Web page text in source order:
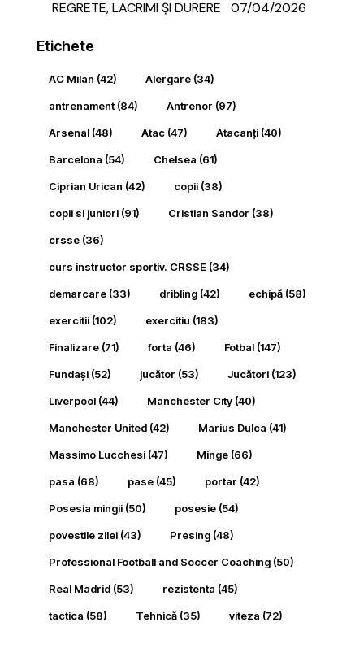
REGRETE, LACRIMI ȘI DURERE 07/04/2026
Etichete
AC Milan (42) Alergare (34)
antrenament(84) Antrenor (97)
Arsenal (48) Atac (47) Atacanți (40)
Barcelona (54) Chelsea (61)
Ciprian Urican (42) copii (38)
copii si juniori (91) Cristian Sandor (38)
crsse (36)
curs instructor sportiv. CRSSE (34)
demarcare (33) dribling (42) echipă (58)
exercitii (102) exercitiu (183)
Finalizare (71) forta (46) Fotbal (147)
Fundași (52) jucător (53) Jucători (123)
Liverpool (44) Manchester City (40)
Manchester United (42) Marius Dulca (41)
Massimo Lucchesi (47) Minge (66)
pasa (68) pase (45) portar (42)
Posesia mingii (50) posesie (54)
povestile zilei (43) Presing (48)
Professional Football and Soccer Coaching (50)
Real Madrid (53) rezistenta (45)
tactica (58) Tehnică (35) viteza (72)